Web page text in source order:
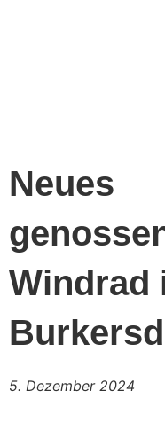
Neues
Windrad
5. Dezember 2024